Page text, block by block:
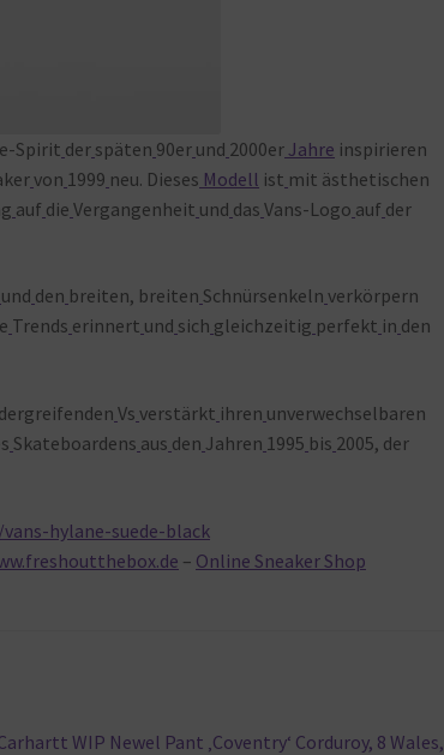
Spirit der späten 90er und 2000erJahre inspirieren
von 1999 neu. Dieses Modell ist mit ästhetischen
auf die Vergangenheit und das Vans-Logo auf der
und den breiten, breiten Schnürsenkeln verkörpern
Trends erinnert und sich gleichzeitig perfekt in den
Vs verstärkt ihren unverwechselbaren
Skateboardens aus den Jahren 1995 bis 2005, der
hylane-suede-black
– Online Sneaker Shop
WIP Newel Pant ‚Coventry‘ Corduroy, 8 Wales,